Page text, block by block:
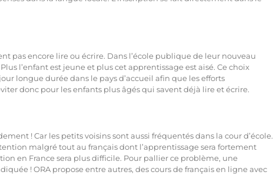
pas encore lire ou écrire. Dans l’école publique de leur nouveau
l’enfant est jeune et plus cet apprentissage est aisé. Ce choix
longue durée dans le pays d’accueil afin que les efforts
donc pour les enfants plus âgés qui savent déjà lire et écrire.
! Car les petits voisins sont aussi fréquentés dans la cour d’école.
malgré tout au français dont l’apprentissage sera fortement
en France sera plus difficile. Pour pallier ce problème, une
! ORA propose entre autres, des cours de français en ligne avec